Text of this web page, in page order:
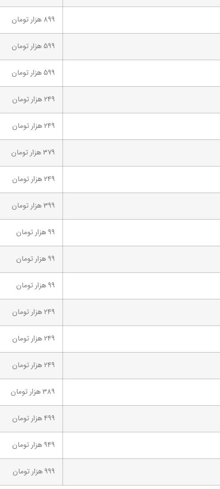
899 هزار تومان
599 هزار تومان
599 هزار تومان
249 هزار تومان
249 هزار تومان
379 هزار تومان
249 هزار تومان
399 هزار تومان
99 هزار تومان
99 هزار تومان
99 هزار تومان
249 هزار تومان
249 هزار تومان
249 هزار تومان
389 هزار تومان
499 هزار تومان
949 هزار تومان
999 هزار تومان